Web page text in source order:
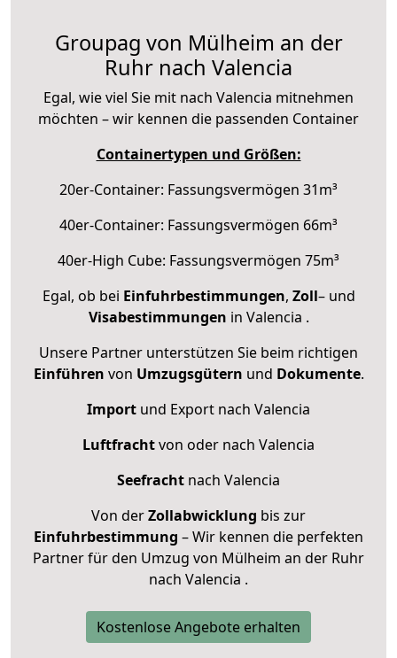
Groupag von Mülheim an der
Ruhr nach Valencia
Egal, wie viel Sie mit nach Valencia mitnehmen
möchten – wir kennen die passenden Container
Containertypen und Größen:
20er-Container: Fassungsvermögen 31m³
40er-Container: Fassungsvermögen 66m³
40er-High Cube: Fassungsvermögen 75m³
Egal, ob bei Einfuhrbestimmungen, Zoll– und
Visabestimmungen in Valencia .
Unsere Partner unterstützen Sie beim richtigen
Einführen von Umzugsgütern und Dokumente.
Import und Export nach Valencia
Luftfrachtvon oder nach Valencia
Seefracht nach Valencia
Von derZollabwicklung bis zur
Einfuhrbestimmung – Wir kennen die perfekten
Partner für den Umzug von Mülheim an der Ruhr
nach Valencia .
Kostenlose Angebote erhalten